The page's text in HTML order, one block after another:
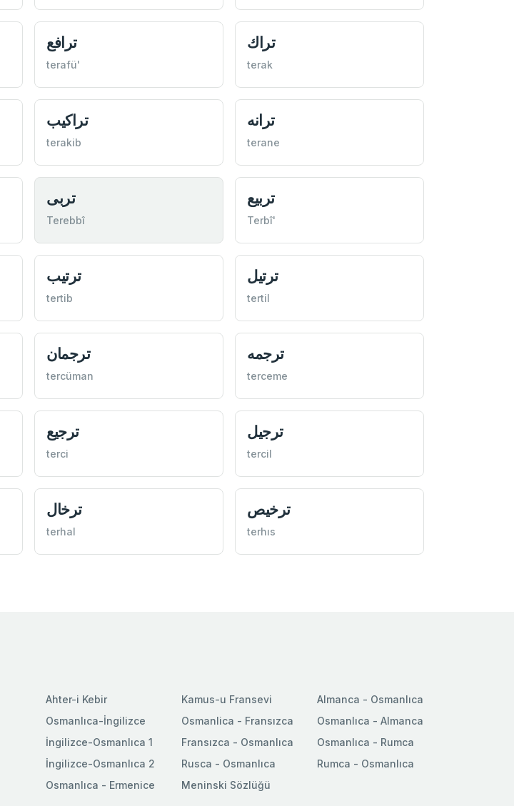
ترافع
terafü'
تراك
terak
تراكيب
terakib
ترانه
terane
تربی
Terebbî
تربيع
Terbî'
ترتيب
tertib
ترتيل
tertil
ترجمان
tercüman
ترجمه
terceme
ترجيع
terci
ترجيل
tercil
ترخال
terhal
ترخيص
terhıs
Ahter-i Kebir
Osmanlıca-İngilizce
İngilizce-Osmanlıca 1
İngilizce-Osmanlıca 2
Osmanlıca - Ermenice
Kamus-u Fransevi
Osmanlica - Fransızca
Fransızca - Osmanlıca
Rusca - Osmanlıca
Meninski Sözlüğü
Almanca - Osmanlıca
Osmanlıca - Almanca
Osmanlıca - Rumca
Rumca - Osmanlıca